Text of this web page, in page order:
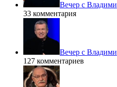
Вечер с
33 комментария
Вечер с
127 комментариев